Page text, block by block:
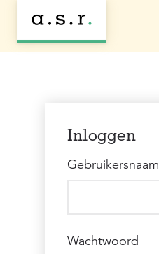
Inloggen
Gebruikersnaam
Wachtwoord